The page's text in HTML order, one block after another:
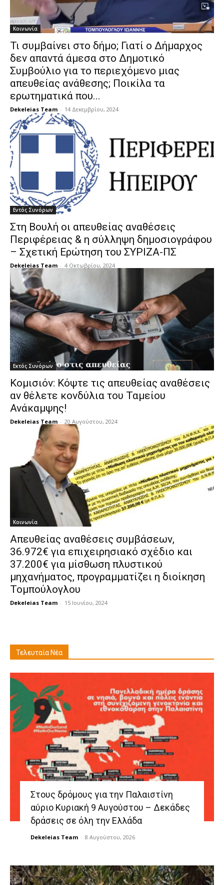
Κοινωνία
Τι συμβαίνει στο δήμο; Γιατί ο Δήμαρχος
δεν απαντά άμεσα στο Δημοτικό
Συμβούλιο για το περιεχόμενο μιας
απευθείας ανάθεσης; Ποικίλα τα
ερωτηματικά που...
Dekeleias Team - 14 Δεκεμβρίου, 2024
Εντός Συνόρων
Στη Βουλή οι απευθείας αναθέσεις
Περιφέρειας & η σύλληψη δημοσιογράφου
– Σχετική Ερώτηση του ΣΥΡΙΖΑ-ΠΣ
Dekeleias Team - 4 Οκτωβρίου, 2024
Εκτός Συνόρων
Κομισιόν: Κόψτε τις απευθείας αναθέσεις
αν θέλετε κονδύλια του Ταμείου
Ανάκαμψης!
Dekeleias Team - 20 Αυγούστου, 2024
Κοινωνία
Απευθείας αναθέσεις συμβάσεων,
36.972€ για επιχειρησιακό σχέδιο και
37.200€ για μίσθωση πλυστικού
μηχανήματος, προγραμματίζει η διοίκηση
Τομπούλογλου
Dekeleias Team - 15 Ιουνίου, 2024
Τελευταία Νέα
Στους δρόμους για την Παλαιστίνη
αύριο Κυριακή 9 Αυγούστου – Δεκάδες
δράσεις σε όλη την Ελλάδα
Dekeleias Team - 8 Αυγούστου, 2026